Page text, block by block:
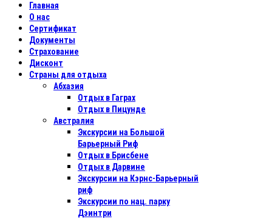
Главная
О нас
Сертификат
Документы
Страхование
Дисконт
Страны для отдыха
Абхазия
Отдых в Гаграх
Отдых в Пицунде
Австралия
Экскурсии на Большой
Барьерный Риф
Отдых в Бриcбене
Отдых в Дарвине
Экскурсии на Кэрнс-Барьерный
риф
Экскурсии по нац. парку
Дэинтри